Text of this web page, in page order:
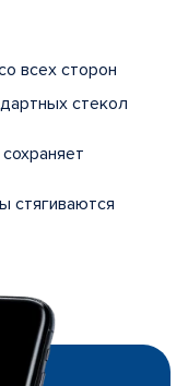
всех сторон
стекол
стягиваются